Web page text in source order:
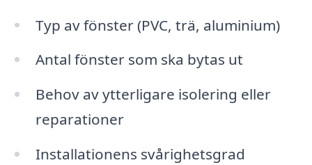
Typ av fönster (PVC, trä, aluminium)
Antal fönster som ska bytas ut
Behov av ytterligare isolering eller
reparationer
Installationens svårighetsgrad